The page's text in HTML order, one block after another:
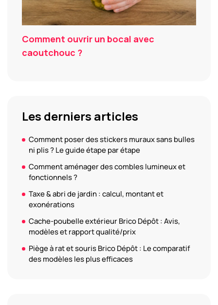
Comment ouvrir un bocal avec
caoutchouc ?
Les derniers articles
Comment poser des stickers muraux sans bulles
ni plis ? Le guide étape par étape
Comment aménager des combles lumineux et
fonctionnels ?
Taxe & abri de jardin : calcul, montant et
exonérations
Cache-poubelle extérieur Brico Dépôt : Avis,
modèles et rapport qualité/prix
Piège à rat et souris Brico Dépôt : Le comparatif
des modèles les plus efficaces